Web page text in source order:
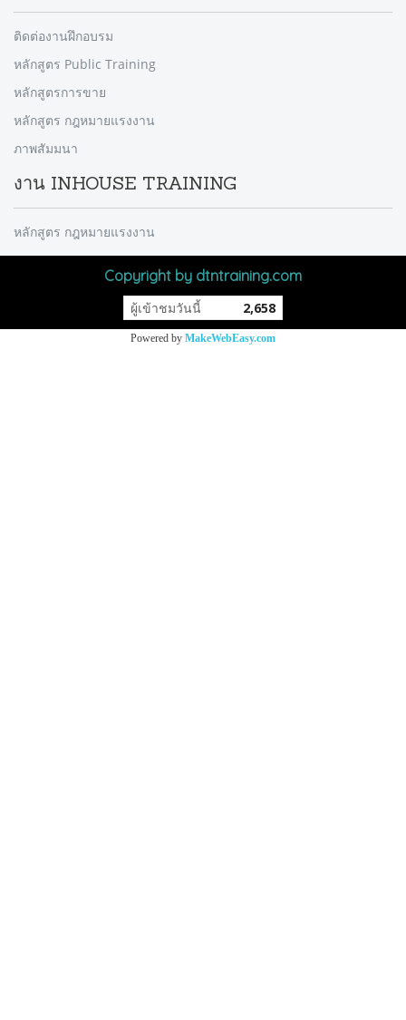
ติดต่องานฝึกอบรม
หลักสูตร Public Training
หลักสูตรการขาย
หลักสูตร กฎหมายแรงงาน
ภาพสัมมนา
งาน INHOUSE TRAINING
หลักสูตร กฎหมายแรงงาน
Copyright by dtntraining.com
ผู้เข้าชมวันนี้ 2,658
Powered by MakeWebEasy.com